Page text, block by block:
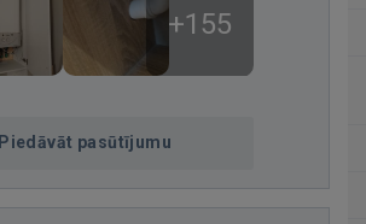
+155
Piedāvāt pasūtījumu